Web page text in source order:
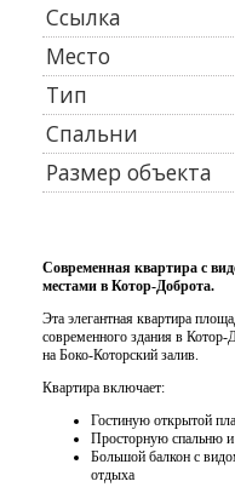
Ссылка
Mесто
Тип
Спальни
Размер объекта
Современная квартира с
местами в Котор-Доброта.
Эта элегантная квартира
современного здания в
на Боко-Которский залив.
Квартира включает:
Гостиную открытой
Просторную спальню
Большой балкон с
отдыха